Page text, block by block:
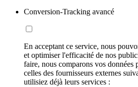
Conversion-Tracking avancé
En acceptant ce service, nous
et optimiser l'efficacité de nos
faire, nous comparons vos données
celles des fournisseurs externes
utilisiez déjà leurs services :